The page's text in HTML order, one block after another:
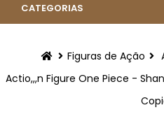
CATEGORIAS
Figuras de Ação
Actio,,,n Figure One Piece -